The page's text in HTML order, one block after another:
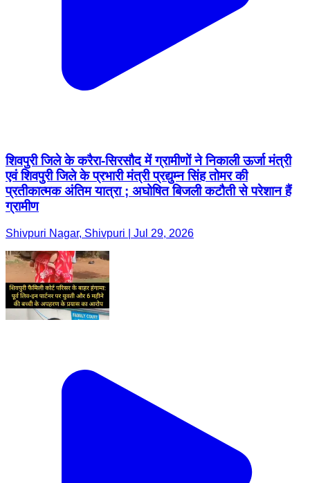
शिवपुरी जिले के करैरा-सिरसौद में ग्रामीणों ने निकाली ऊर्जा मंत्री
एवं शिवपुरी जिले के प्रभारी मंत्री प्रद्युम्न सिंह तोमर की
प्रतीकात्मक अंतिम यात्रा ; अघोषित बिजली कटौती से परेशान हैं
ग्रामीण
Shivpuri Nagar, Shivpuri | Jul 29, 2026